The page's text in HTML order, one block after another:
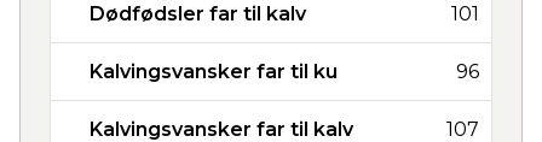
Dødfødsler far til kalv 101
Kalvingsvansker far til ku 96
Kalvingsvansker far til kalv 107